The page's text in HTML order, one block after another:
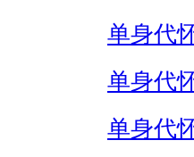
单身代
单身代
单身代